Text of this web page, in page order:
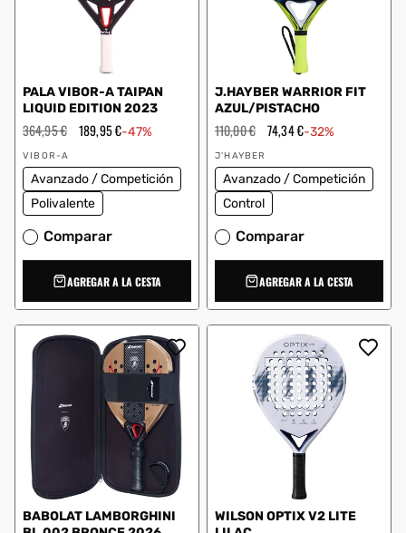
PALA VIBOR-A TAIPAN
LIQUID EDITION 2023
Precio
habitual
364,95 € Precio
de
189,95 €-47%
Proveedor:
VIBOR-A
Avanzado / Competición
Polivalente
Comparar
AGREGAR A LA CESTA
J.HAYBER WARRIOR FIT
AZUL/PISTACHO
Precio
habitual
110,00 € Precio
de
74,34 €-32%
Proveedor:
J'HAYBER
Avanzado / Competición
Control
Comparar
AGREGAR A LA CESTA
BABOLAT LAMBORGHINI
WILSON OPTIX V2 LITE